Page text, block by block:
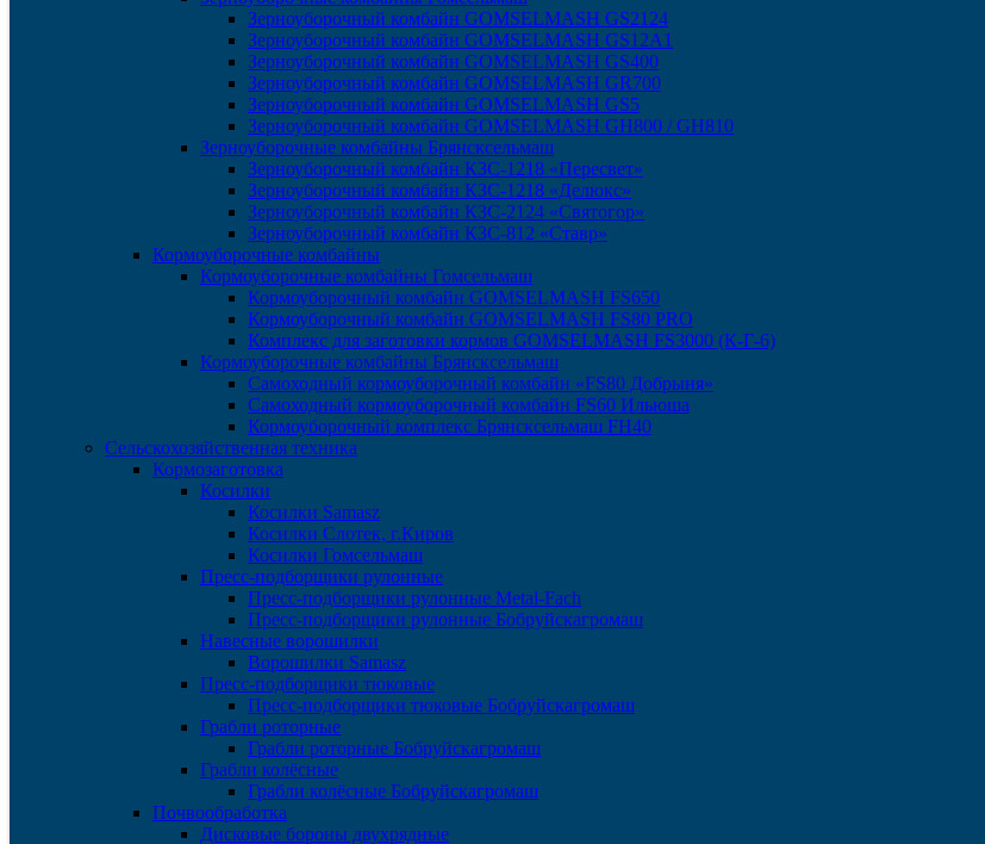
Зерноуборочный комбайн GOMSELMASH GS2124
Зерноуборочный комбайн GOMSELMASH GS12A1
Зерноуборочный комбайн GOMSELMASH GS400
Зерноуборочный комбайн GOMSELMASH GR700
Зерноуборочный комбайн GOMSELMASH GS5
Зерноуборочный комбайн GOMSELMASH GH800 / GH810
Зерноуборочные комбайны Брянсксельмаш
Зерноуборочный комбайн КЗС-1218 «Пересвет»
Зерноуборочный комбайн КЗС-1218 «Делюкс»
Зерноуборочный комбайн КЗС-2124 «Святогор»
Зерноуборочный комбайн КЗС-812 «Ставр»
Кормоуборочные комбайны
Кормоуборочные комбайны Гомсельмаш
Кормоуборочный комбайн GOMSELMASH FS650
Кормоуборочный комбайн GOMSELMASH FS80 PRO
Комплекс для заготовки кормов GOMSELMASH FS3000 (К-Г-6)
Кормоуборочные комбайны Брянсксельмаш
Самоходный кормоуборочный комбайн «FS80 Добрыня»
Самоходный кормоуборочный комбайн FS60 Ильюша
Кормоуборочный комплекс Брянсксельмаш FH40
Сельскохозяйственная техника
Кормозаготовка
Косилки
Косилки Samasz
Косилки Слотек, г.Киров
Косилки Гомсельмаш
Пресс-подборщики рулонные
Пресс-подборщики рулонные Metal-Fach
Пресс-подборщики рулонные Бобруйскагромаш
Навесные ворошилки
Ворошилки Samasz
Пресс-подборщики тюковые
Пресс-подборщики тюковые Бобруйскагромаш
Грабли роторные
Грабли роторные Бобруйскагромаш
Грабли колёсные
Грабли колёсные Бобруйскагромаш
Почвообработка
Дисковые бороны двухрядные